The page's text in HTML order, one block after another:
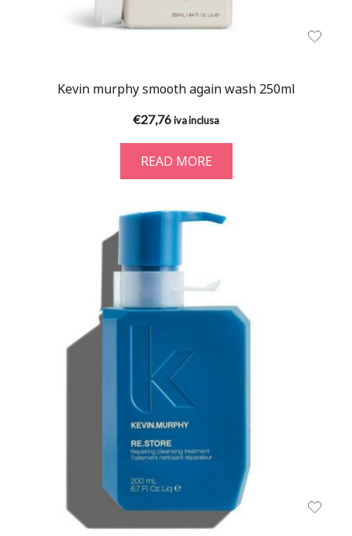
Kevin murphy smooth again wash 250ml
€27,76iva inclusa
READ MORE